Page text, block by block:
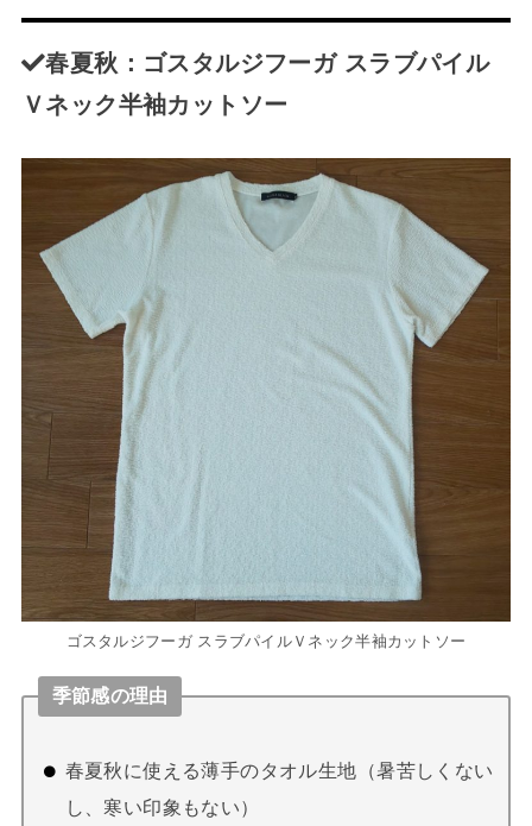
春夏秋 ：ゴスタルジフーガ スラブパイル
Ｖネック半袖カットソー
ゴスタルジフーガ スラブパイルＶネック半袖カットソー
季節感の理由
春夏秋に使える薄手のタオル生地（暑苦しくない
し、寒い印象もない）